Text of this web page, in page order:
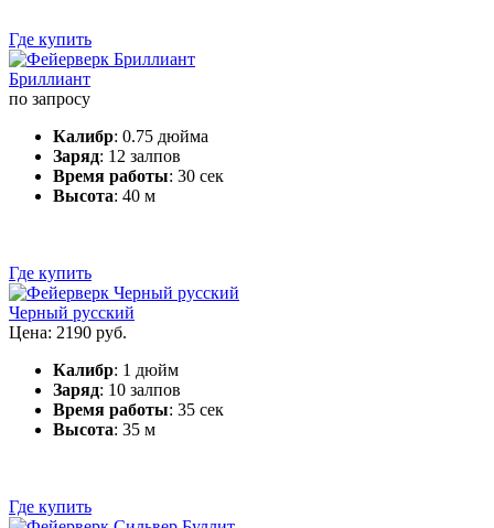
Где купить
Бриллиант
по запросу
Калибр: 0.75 дюйма
Заряд: 12 залпов
Время работы: 30 сек
Высота: 40 м
Где купить
Черный русский
Цена: 2190 руб.
Калибр: 1 дюйм
Заряд: 10 залпов
Время работы: 35 сек
Высота: 35 м
Где купить